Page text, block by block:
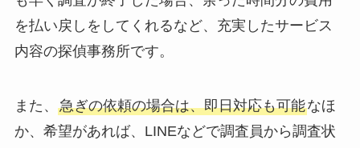
を払い戻しをしてくれるなど、充実したサービス
内容の探偵事務所です。
また、 急ぎの依頼の場合は、即日対応も可能なほ
か、希望があれば、LINEなどで調査員から調査状